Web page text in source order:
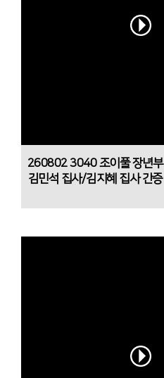
260802 3040 조이풀 장년부
김민석 집사/김지혜 집사 간증